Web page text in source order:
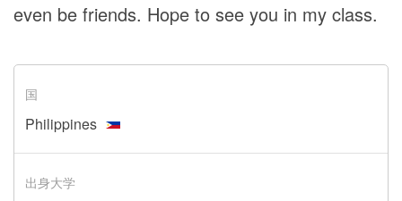
even be friends. Hope to see you in my class.
国
Philippines
出身大学